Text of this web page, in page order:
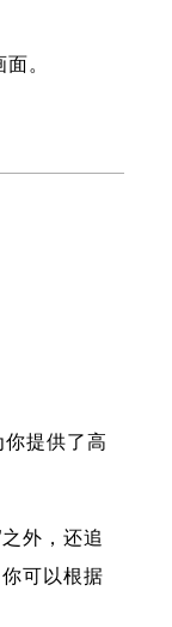
。
提供了高
外，还追
可以根据